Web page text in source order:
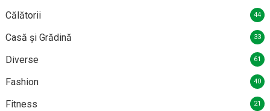
Călătorii 44
Casă și Grădină 33
Diverse 61
Fashion 40
Fitness 21